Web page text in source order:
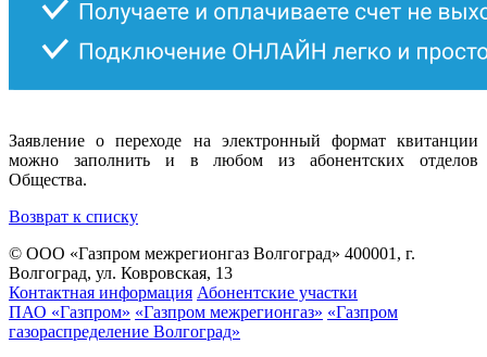
Заявление о переходе на электронный формат квитанции
можно заполнить и в любом из абонентских отделов
Общества.
Возврат к списку
© ООО «Газпром межрегионгаз Волгоград» 400001, г.
Волгоград, ул. Ковровская, 13
Контактная информация Абонентские участки
ПАО «Газпром» «Газпром межрегионгаз» «Газпром
газораспределение Волгоград»